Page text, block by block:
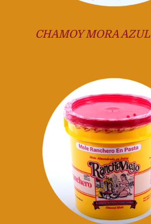
CHAMOY MORA AZUL